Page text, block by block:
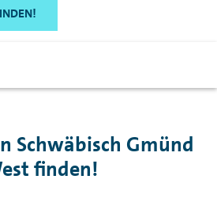
Schwäbisch Gmünd
finden!